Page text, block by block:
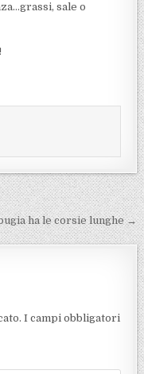
sale o
ha le corsie lunghe →
I campi obbligatori